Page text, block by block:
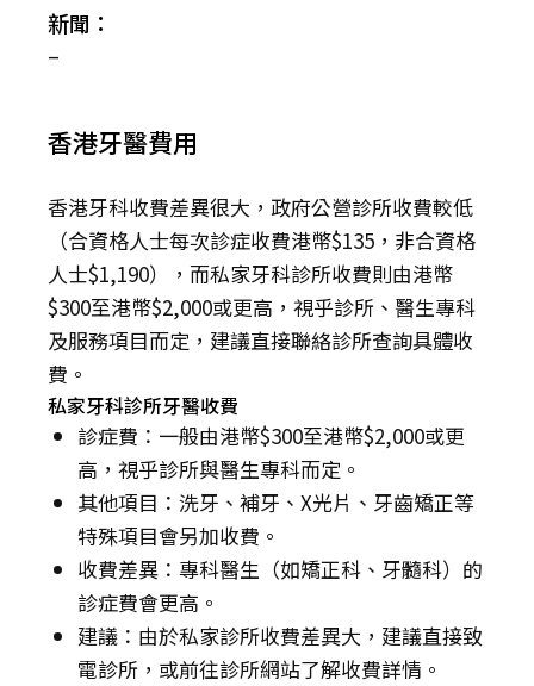
新聞：
–
香港牙醫費用
香港牙科收費差異很大，政府公營診所收費較低
（合資格人士每次診症收費港幣$135，非合資格
人士$1,190），而私家牙科診所收費則由港幣
$300至港幣$2,000或更高，視乎診所、醫生專科
及服務項目而定，建議直接聯絡診所查詢具體收
費。
私家牙科診所牙醫收費
診症費：一般由港幣$300至港幣$2,000或更
高，視乎診所與醫生專科而定。
其他項目：洗牙、補牙、X光片、牙齒矯正等
特殊項目會另加收費。
收費差異：專科醫生（如矯正科、牙髓科）的
診症費會更高。
建議：由於私家診所收費差異大，建議直接致
電診所，或前往診所網站了解收費詳情。